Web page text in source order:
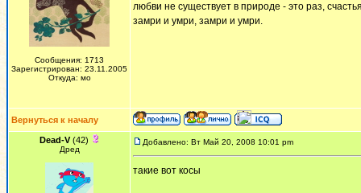
Сообщения: 1713
Зарегистрирован: 23.11.2005
Откуда: мо
любви не существует в природе - это раз,
замри и умри, замри и умри.
Вернуться к началу
Dead-V(42)
Дред
Добавлено: Вт Май 20, 2008 10:01 pm
такие вот косы